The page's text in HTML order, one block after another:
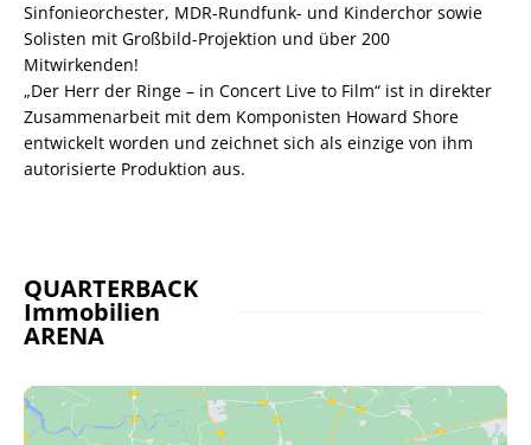
Sinfonieorchester, MDR-Rundfunk- und Kinderchor sowie
Solisten mit Großbild-Projektion und über 200
Mitwirkenden!
„Der Herr der Ringe – in Concert Live to Film“ ist in direkter
Zusammenarbeit mit dem Komponisten Howard Shore
entwickelt worden und zeichnet sich als einzige von ihm
autorisierte Produktion aus.
QUARTERBACK
Immobilien
ARENA